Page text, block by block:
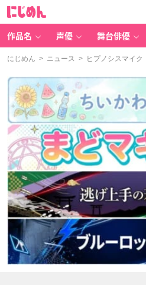
作品名 声優 舞台俳優
にじめん > ニュース > ヒプノシスマイク